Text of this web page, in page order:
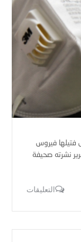
فتيلها فيروس
نشرته صحيفة
التعليقات